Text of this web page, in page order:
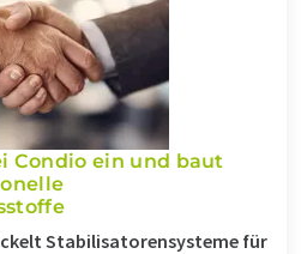
Condio ein und baut
Stabilisatorensysteme für